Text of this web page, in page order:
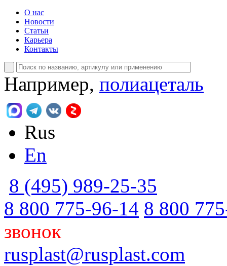
О нас
Новости
Статьи
Карьера
Контакты
Например, полиацеталь
Rus
En
8 (495) 989-25-35
8 800 775-96-14 8 800
звонок
rusplast@rusplast.com